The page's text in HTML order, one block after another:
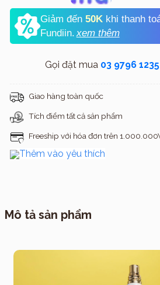
Giảm đến 50K khi thanh
Fundiin. xem thêm
Gọi đặt mua 03 9796 1235
Giao hàng toàn quốc
Tích điểm tất cả sản phẩm
Freeship với hóa đơn trên
Thêm vào yêu thích
Mô tả sản phẩm